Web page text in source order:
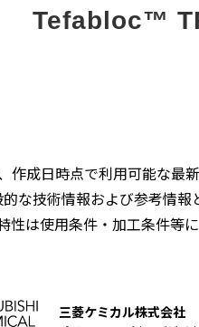
Tefabloc™
作成日時点で利用可能な最
的な技術情報および参考情
性は使用条件・加工条件等
三菱ケミカル株式会社